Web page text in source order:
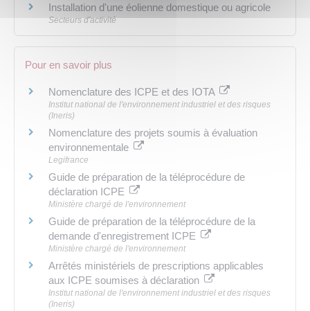
Installation d'une éolienne domestique ou agricole
Secteurs d'activité
Pour en savoir plus
Nomenclature des ICPE et des IOTA
Institut national de l'environnement industriel et des risques
(Ineris)
Nomenclature des projets soumis à évaluation
environnementale
Legifrance
Guide de préparation de la téléprocédure de
déclaration ICPE
Ministère chargé de l'environnement
Guide de préparation de la téléprocédure de la
demande d'enregistrement ICPE
Ministère chargé de l'environnement
Arrêtés ministériels de prescriptions applicables
aux ICPE soumises à déclaration
Institut national de l'environnement industriel et des risques
(Ineris)